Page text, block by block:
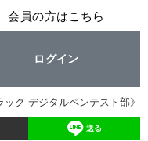
会員の方はこちら
ログイン
ック デジタルペンテスト部》
送る